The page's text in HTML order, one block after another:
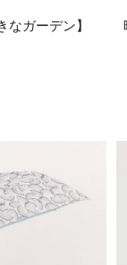
ガーデン】